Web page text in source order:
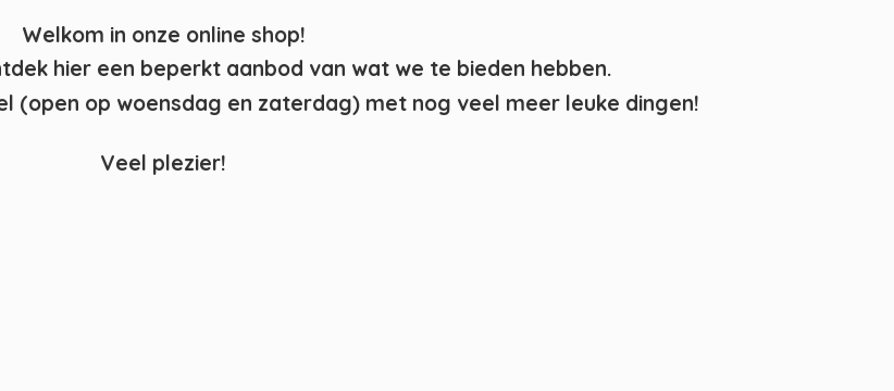
Welkom in onze online shop!
hier een beperkt aanbod van wat we te bieden hebben.
(open op woensdag en zaterdag) met nog veel meer leuke dingen!
Veel plezier!